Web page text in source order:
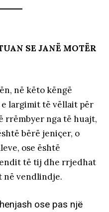
SE JANË MOTËR
në këto këngë
largimit të vëllait për
rrëmbyer nga të huajt,
bërë jeniçer, o
ose është
të tij dhe rrjedhat
në vendlindje.
ose pas një